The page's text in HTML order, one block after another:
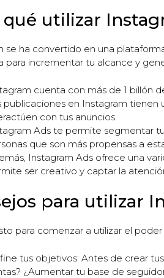
qué utilizar
se ha convertido en una
para incrementar tu alcance y
cuenta con más de 1 billón
publicaciones en Instagram
con tus anuncios.
Ads te permite segmentar
que son más propensas a
Instagram Ads ofrece una
ser creativo y captar la
para utilizar
para comenzar a utilizar el
tus objetivos: Antes de crear
¿Aumentar tu base de